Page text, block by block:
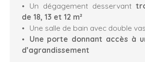
Un dégagement desservant
de 18, 13 et 12 m²
Une salle de bain avec double
Une porte donnant accès à
d’agrandissement